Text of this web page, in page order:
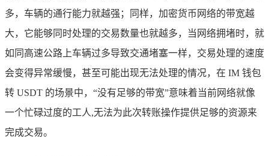
多，车辆的通行能力就越强；同样，加密货币网络的带宽越
大，它能够同时处理的交易数量也就越多，当网络拥堵时，就
如同高速公路上车辆过多导致交通堵塞一样，交易处理的速度
会变得异常缓慢，甚至可能出现无法处理的情况，在 IM 钱包
转 USDT 的场景中，“没有足够的带宽”意味着当前网络就像
一个忙碌过度的工人,无法为此次转账操作提供足够的资源来
完成交易。